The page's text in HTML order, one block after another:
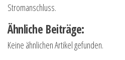
Stromanschluss.
Ähnliche Beiträge:
Keine ähnlichen Artikel gefunden.